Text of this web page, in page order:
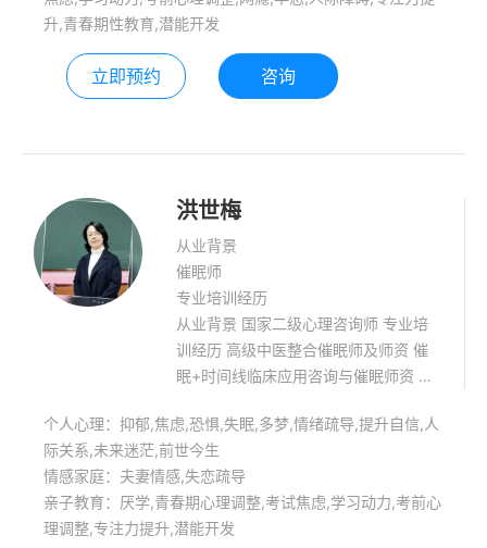
升,青春期性教育,潜能开发
立即预约 咨询
洪世梅
从业背景
催眠师
专业培训经历
从业背景 国家二级心理咨询师 专业培
训经历 高级中医整合催眠师及师资 催
眠+时间线临床应用咨询与催眠师资 静
理咨询师 静心能量禅舞导师 学习能力
训练师 家庭教育咨询师 擅长领域: 情感
类，过往创伤事件处理，前世今生，自
信提升，静心能量疗愈。 青少年心理健
康辅导，亲子教育：厌学,偏科,偏差行
个人心理：抑郁,焦虑,恐惧,失眠,多梦,情绪疏导,提升自信,人
际关系,未来迷茫,前世今生
情感家庭：夫妻情感,失恋疏导
亲子教育：厌学,青春期心理调整,考试焦虑,学习动力,考前心
理调整,专注力提升,潜能开发